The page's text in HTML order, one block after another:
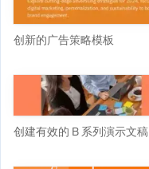
创新的广告策略模板
创建有效的 B 系列演示文稿